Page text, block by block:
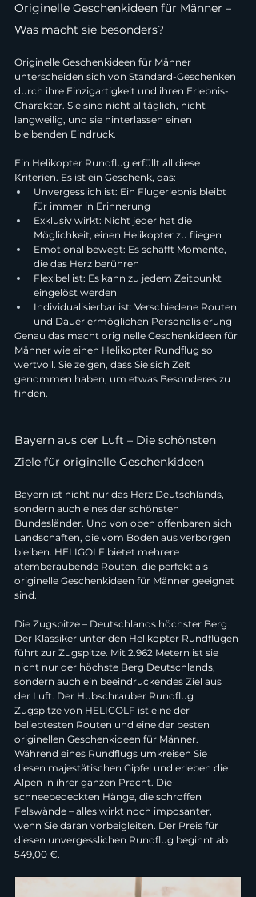
Originelle Geschenkideen für Männer –
Was macht sie besonders?
Originelle Geschenkideen für Männer
unterscheiden sich von Standard-Geschenken
durch ihre Einzigartigkeit und ihren Erlebnis-
Charakter. Sie sind nicht alltäglich, nicht
langweilig, und sie hinterlassen einen
bleibenden Eindruck.
Ein Helikopter Rundflug erfüllt all diese
Kriterien. Es ist ein Geschenk, das:
Unvergesslich ist: Ein Flugerlebnis bleibt
für immer in Erinnerung
Exklusiv wirkt: Nicht jeder hat die
Möglichkeit, einen Helikopter zu fliegen
Emotional bewegt: Es schafft Momente,
die das Herz berühren
Flexibel ist: Es kann zu jedem Zeitpunkt
eingelöst werden
Individualisierbar ist: Verschiedene Routen
und Dauer ermöglichen Personalisierung
Genau das macht originelle Geschenkideen für
Männer wie einen Helikopter Rundflug so
wertvoll. Sie zeigen, dass Sie sich Zeit
genommen haben, um etwas Besonderes zu
finden.
Bayern aus der Luft – Die schönsten
Ziele für originelle Geschenkideen
Bayern ist nicht nur das Herz Deutschlands,
sondern auch eines der schönsten
Bundesländer. Und von oben offenbaren sich
Landschaften, die vom Boden aus verborgen
bleiben. HELIGOLF bietet mehrere
atemberaubende Routen, die perfekt als
originelle Geschenkideen für Männer geeignet
sind.
Die Zugspitze – Deutschlands höchster Berg
Der Klassiker unter den Helikopter Rundflügen
führt zur Zugspitze. Mit 2.962 Metern ist sie
nicht nur der höchste Berg Deutschlands,
sondern auch ein beeindruckendes Ziel aus
der Luft. Der Hubschrauber Rundflug
Zugspitze von HELIGOLF ist eine der
beliebtesten Routen und eine der besten
originellen Geschenkideen für Männer.
Während eines Rundflugs umkreisen Sie
diesen majestätischen Gipfel und erleben die
Alpen in ihrer ganzen Pracht. Die
schneebedeckten Hänge, die schroffen
Felswände – alles wirkt noch imposanter,
wenn Sie daran vorbeigleiten. Der Preis für
diesen unvergesslichen Rundflug beginnt ab
549,00 €.